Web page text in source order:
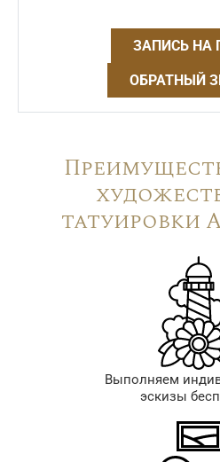
ЗАПИСЬ НА
ОБРАТНЫЙ
татуировки
Выполняем
эскизы